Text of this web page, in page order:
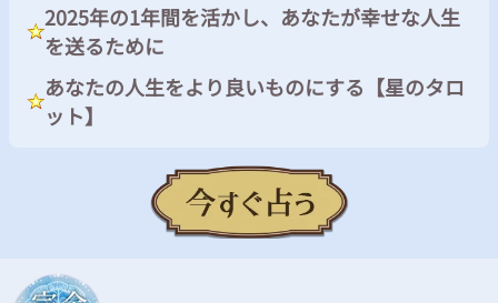
2025年の1年間を活かし、あなたが幸せな人生
を送るために
あなたの人生をより良いものにする【星のタロ
ット】